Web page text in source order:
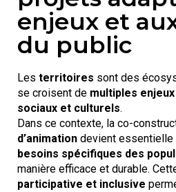
enjeux et
du public
Les territoires sont des
se croisent de multiples
sociaux et culturels.
Dans ce contexte, la co-
d’animation devient essentielle
besoins spécifiques des
manière efficace et durable.
participative et inclusive